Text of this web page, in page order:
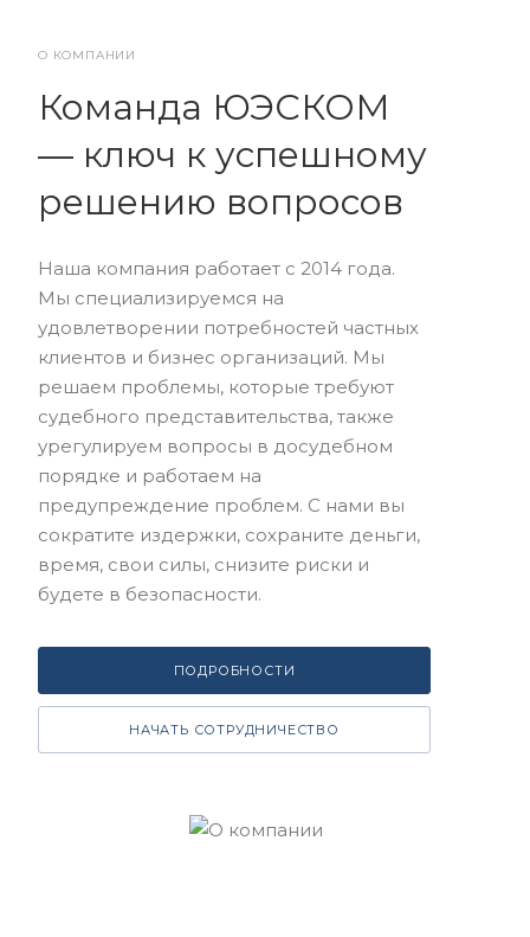
О КОМПАНИИ
Команда ЮЭСКОМ
— ключ к успешному
решению вопросов
Наша компания работает с 2014 года.
Мы специализируемся на
удовлетворении потребностей частных
клиентов и бизнес организаций. Мы
решаем проблемы, которые требуют
судебного представительства, также
урегулируем вопросы в досудебном
порядке и работаем на
предупреждение проблем. С нами вы
сократите издержки, сохраните деньги,
время, свои силы, снизите риски и
будете в безопасности.
ПОДРОБНОСТИ
НАЧАТЬ СОТРУДНИЧЕСТВО